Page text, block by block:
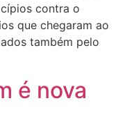
contra o
que chegaram ao
também pelo
é nova